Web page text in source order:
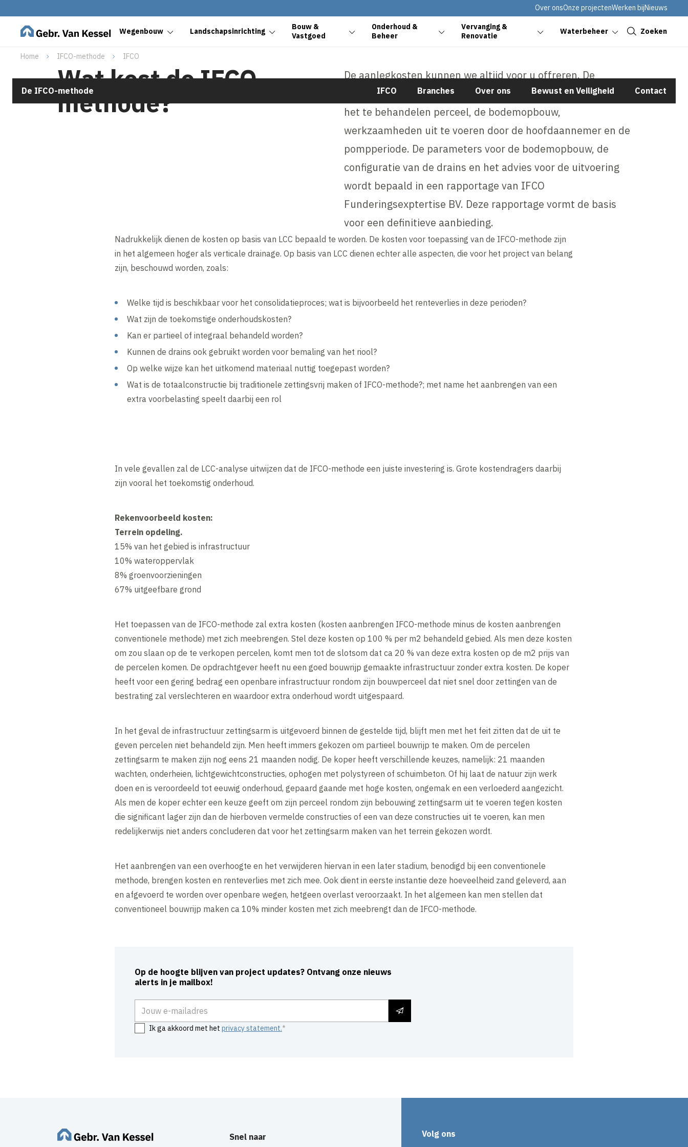
Over onsOnze projectenWerken bijNieuws
Wegenbouw Landschapsinrichting
Bouw &
Vastgoed
Onderhoud &
Beheer
Vervanging &
Renovatie
Waterbeheer Zoeken
Home IFCO-methode IFCO
De IFCO-methode IFCO Branches Over ons Bewust en Veiligheid Contact
Wat kost de IFCO-
methode?
De aanlegkosten kunnen we altijd voor u offreren. De
volgende componenten zijn daarbij van belang; de vorm van
het te behandelen perceel, de bodemopbouw,
werkzaamheden uit te voeren door de hoofdaannemer en de
pompperiode. De parameters voor de bodemopbouw, de
configuratie van de drains en het advies voor de uitvoering
wordt bepaald in een rapportage van IFCO
Funderingsexptertise BV. Deze rapportage vormt de basis
voor een definitieve aanbieding.
Nadrukkelijk dienen de kosten op basis van LCC bepaald te worden. De kosten voor toepassing van de IFCO-methode zijn
in het algemeen hoger als verticale drainage. Op basis van LCC dienen echter alle aspecten, die voor het project van belang
zijn, beschouwd worden, zoals:
Welke tijd is beschikbaar voor het consolidatieproces; wat is bijvoorbeeld het renteverlies in deze perioden?
Wat zijn de toekomstige onderhoudskosten?
Kan er partieel of integraal behandeld worden?
Kunnen de drains ook gebruikt worden voor bemaling van het riool?
Op welke wijze kan het uitkomend materiaal nuttig toegepast worden?
Wat is de totaalconstructie bij traditionele zettingsvrij maken of IFCO-methode?; met name het aanbrengen van een
extra voorbelasting speelt daarbij een rol
In vele gevallen zal de LCC-analyse uitwijzen dat de IFCO-methode een juiste investering is. Grote kostendragers daarbij
zijn vooral het toekomstig onderhoud.
Rekenvoorbeeld kosten:
Terrein opdeling.
15% van het gebied is infrastructuur
10% wateroppervlak
8% groenvoorzieningen
67% uitgeefbare grond
Het toepassen van de IFCO-methode zal extra kosten (kosten aanbrengen IFCO-methode minus de kosten aanbrengen
conventionele methode) met zich meebrengen. Stel deze kosten op 100 % per m2 behandeld gebied. Als men deze kosten
om zou slaan op de te verkopen percelen, komt men tot de slotsom dat ca 20 % van deze extra kosten op de m2 prijs van
de percelen komen. De opdrachtgever heeft nu een goed bouwrijp gemaakte infrastructuur zonder extra kosten. De koper
heeft voor een gering bedrag een openbare infrastructuur rondom zijn bouwperceel dat niet snel door zettingen van de
bestrating zal verslechteren en waardoor extra onderhoud wordt uitgespaard.
In het geval de infrastructuur zettingsarm is uitgevoerd binnen de gestelde tijd, blijft men met het feit zitten dat de uit te
geven percelen niet behandeld zijn. Men heeft immers gekozen om partieel bouwrijp te maken. Om de percelen
zettingsarm te maken zijn nog eens 21 maanden nodig. De koper heeft verschillende keuzes, namelijk: 21 maanden
wachten, onderheien, lichtgewichtconstructies, ophogen met polystyreen of schuimbeton. Of hij laat de natuur zijn werk
doen en is veroordeeld tot eeuwig onderhoud, gepaard gaande met hoge kosten, ongemak en een verloederd aangezicht.
Als men de koper echter een keuze geeft om zijn perceel rondom zijn bebouwing zettingsarm uit te voeren tegen kosten
die significant lager zijn dan de hierboven vermelde constructies of een van deze constructies uit te voeren, kan men
redelijkerwijs niet anders concluderen dat voor het zettingsarm maken van het terrein gekozen wordt.
Het aanbrengen van een overhoogte en het verwijderen hiervan in een later stadium, benodigd bij een conventionele
methode, brengen kosten en renteverlies met zich mee. Ook dient in eerste instantie deze hoeveelheid zand geleverd, aan
en afgevoerd te worden over openbare wegen, hetgeen overlast veroorzaakt. In het algemeen kan men stellen dat
conventioneel bouwrijp maken ca 10% minder kosten met zich meebrengt dan de IFCO-methode.
Op de hoogte blijven van project updates? Ontvang onze nieuws
alerts in je mailbox!
Ik ga akkoord met het privacy statement.
Snel naar Volg ons
Sluiten